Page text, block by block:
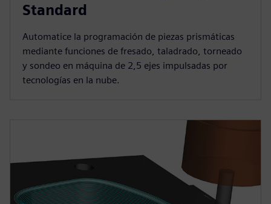
Standard
Automatice la programación de piezas prismáticas
mediante funciones de fresado, taladrado, torneado
y sondeo en máquina de 2,5 ejes impulsadas por
tecnologías en la nube.